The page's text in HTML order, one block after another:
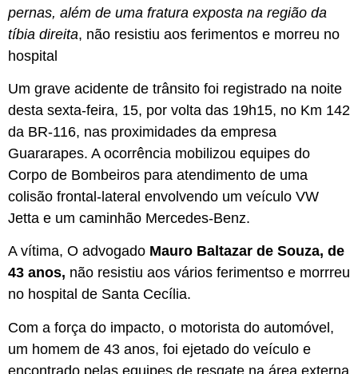
pernas, além de uma fratura exposta na região da
tíbia direita, não resistiu aos ferimentos e morreu no
hospital
Um grave acidente de trânsito foi registrado na noite
desta sexta-feira, 15, por volta das 19h15, no Km 142
da BR-116, nas proximidades da empresa
Guararapes. A ocorrência mobilizou equipes do
Corpo de Bombeiros para atendimento de uma
colisão frontal-lateral envolvendo um veículo VW
Jetta e um caminhão Mercedes-Benz.
A vítima, O advogado Mauro Baltazar de Souza, de
43 anos, não resistiu aos vários ferimentso e morrreu
no hospital de Santa Cecília.
Com a força do impacto, o motorista do automóvel,
um homem de 43 anos, foi ejetado do veículo e
encontrado pelas equipes de resgate na área externa